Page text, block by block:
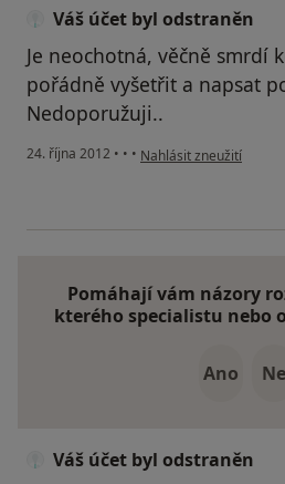
Váš účet byl odstraněn
Je neochotná, věčně smrdí
pořádně vyšetřit a napsat
Nedoporužuji..
24. října 2012 • • • podle názoru uživatele
Nahlásit zneužití
Pomáhají vám názory
kterého specialistu nebo
Ano Ne
Váš účet byl odstraněn